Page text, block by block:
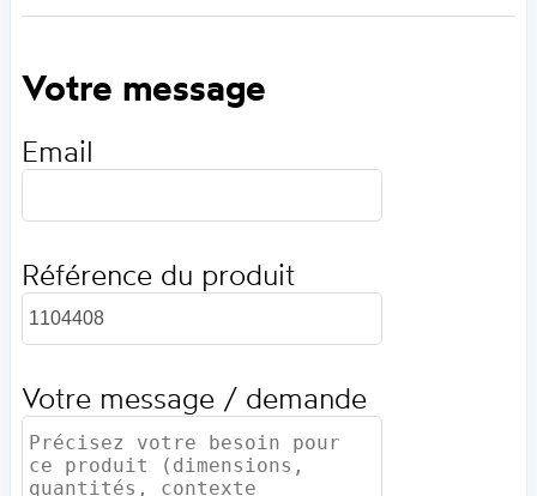
Votre message
Email
Référence du produit
Votre message / demande